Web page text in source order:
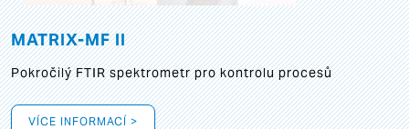
MATRIX-MF II
Pokročilý FTIR spektrometr pro kontrolu procesů
VÍCE INFORMACÍ >